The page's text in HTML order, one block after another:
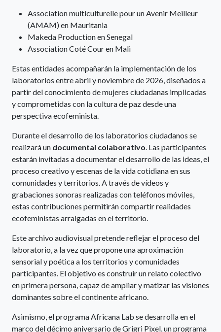
Association multiculturelle pour un Avenir Meilleur
(AMAM) en Mauritania
Makeda Production en Senegal
Association Coté Cour en Mali
Estas entidades acompañarán la implementación de los
laboratorios entre abril y noviembre de 2026, diseñados a
partir del conocimiento de mujeres ciudadanas implicadas
y comprometidas con la cultura de paz desde una
perspectiva ecofeminista.
Durante el desarrollo de los laboratorios ciudadanos se
realizará un documental colaborativo. Las participantes
estarán invitadas a documentar el desarrollo de las ideas, el
proceso creativo y escenas de la vida cotidiana en sus
comunidades y territorios. A través de vídeos y
grabaciones sonoras realizadas con teléfonos móviles,
estas contribuciones permitirán compartir realidades
ecofeministas arraigadas en el territorio.
Este archivo audiovisual pretende reflejar el proceso del
laboratorio, a la vez que propone una aproximación
sensorial y poética a los territorios y comunidades
participantes. El objetivo es construir un relato colectivo
en primera persona, capaz de ampliar y matizar las visiones
dominantes sobre el continente africano.
Asimismo, el programa Africana Lab se desarrolla en el
marco del décimo aniversario de Grigri Pixel, un programa